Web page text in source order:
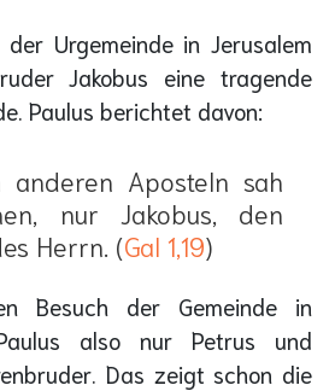
Urgemeinde in Jerusalem
Jakobus eine tragende
Paulus berichtet davon:
anderen Aposteln sah
nur Jakobus, den
Herrn. (Gal 1,19)
Besuch der Gemeinde in
also nur Petrus und
Das zeigt schon die